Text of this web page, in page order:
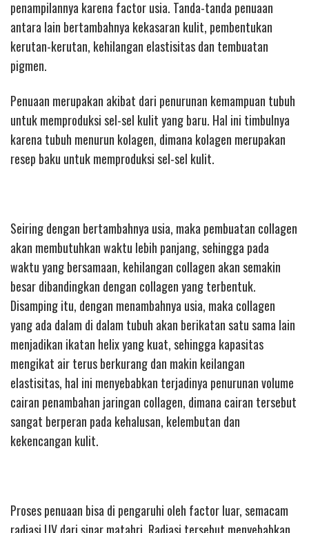
penampilannya karena factor usia. Tanda-tanda penuaan
antara lain bertambahnya kekasaran kulit, pembentukan
kerutan-kerutan, kehilangan elastisitas dan tembuatan
pigmen.
Penuaan merupakan akibat dari penurunan kemampuan tubuh
untuk memproduksi sel-sel kulit yang baru. Hal ini timbulnya
karena tubuh menurun kolagen, dimana kolagen merupakan
resep baku untuk memproduksi sel-sel kulit.
Seiring dengan bertambahnya usia, maka pembuatan collagen
akan membutuhkan waktu lebih panjang, sehingga pada
waktu yang bersamaan, kehilangan collagen akan semakin
besar dibandingkan dengan collagen yang terbentuk.
Disamping itu, dengan menambahnya usia, maka collagen
yang ada dalam di dalam tubuh akan berikatan satu sama lain
menjadikan ikatan helix yang kuat, sehingga kapasitas
mengikat air terus berkurang dan makin keilangan
elastisitas, hal ini menyebabkan terjadinya penurunan volume
cairan penambahan jaringan collagen, dimana cairan tersebut
sangat berperan pada kehalusan, kelembutan dan
kekencangan kulit.
Proses penuaan bisa di pengaruhi oleh factor luar, semacam